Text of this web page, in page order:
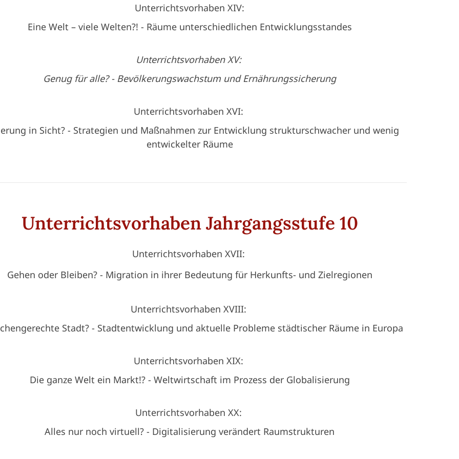
Unterrichtsvorhaben XIV:
Eine Welt – viele Welten?! - Räume unterschiedlichen Entwicklungsstandes
Unterrichtsvorhaben XV:
Genug für alle? - Bevölkerungswachstum und Ernährungssicherung
Unterrichtsvorhaben XVI:
in Sicht? - Strategien und Maßnahmen zur Entwicklung strukturschwacher und wenig
entwickelter Räume
Unterrichtsvorhaben Jahrgangsstufe 10
Unterrichtsvorhaben XVII:
Gehen oder Bleiben? - Migration in ihrer Bedeutung für Herkunfts- und Zielregionen
Unterrichtsvorhaben XVIII:
Stadt? - Stadtentwicklung und aktuelle Probleme städtischer Räume in Europa
Unterrichtsvorhaben XIX:
Die ganze Welt ein Markt!? - Weltwirtschaft im Prozess der Globalisierung
Unterrichtsvorhaben XX:
Alles nur noch virtuell? - Digitalisierung verändert Raumstrukturen